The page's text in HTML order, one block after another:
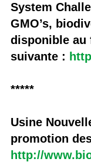
System
GMO’s,
disponible au
suivante :
*****
Usine
promotion
http://